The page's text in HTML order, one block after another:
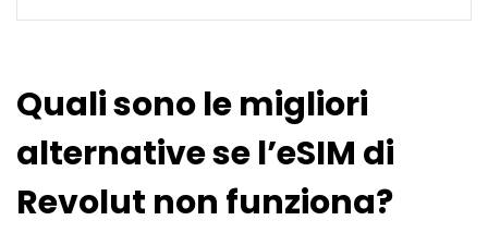
Quali sono le migliori
alternative se l’eSIM di
Revolut non funziona?